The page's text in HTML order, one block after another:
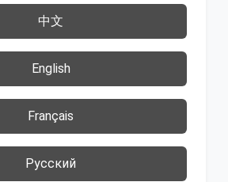
中文
English
Français
Русский